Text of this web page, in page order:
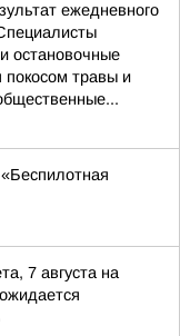
ежедневного
остановочные
травы и
7 августа на